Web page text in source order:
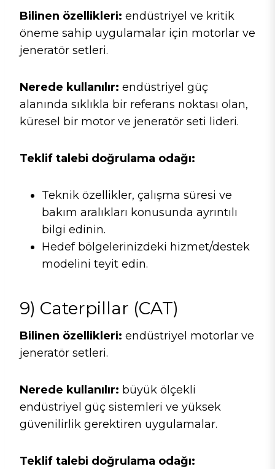
Bilinen özellikleri: endüstriyel ve kritik
öneme sahip uygulamalar için motorlar ve
jeneratör setleri.
Nerede kullanılır: endüstriyel güç
alanında sıklıkla bir referans noktası olan,
küresel bir motor ve jeneratör seti lideri.
Teklif talebi doğrulama odağı:
Teknik özellikler, çalışma süresi ve
bakım aralıkları konusunda ayrıntılı
bilgi edinin.
Hedef bölgelerinizdeki hizmet/destek
modelini teyit edin.
9) Caterpillar (CAT)
Bilinen özellikleri: endüstriyel motorlar ve
jeneratör setleri.
Nerede kullanılır: büyük ölçekli
endüstriyel güç sistemleri ve yüksek
güvenilirlik gerektiren uygulamalar.
Teklif talebi doğrulama odağı: